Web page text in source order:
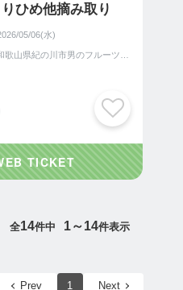
ひめ他摘み取り
05/06(水)
全14件中 1～14件表示
Prev 1 Next